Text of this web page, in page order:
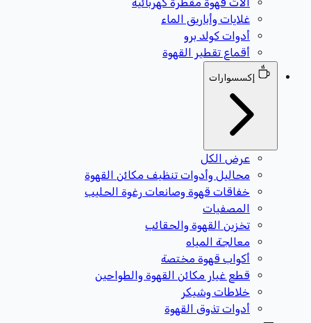
غلايات وأباريق الماء
أدوات كولد برو
أقماع تقطير القهوة
إكسسوارات
عرض الكل
محاليل وأدوات تنظيف مكائن القهوة
خفاقات قهوة وصانعات رغوة الحليب
المصفيات
تخزين القهوة والحقائب
معالجة المياه
أكواب قهوة مختصة
قطع غيار مكائن القهوة والطواحين
خلاطات وشيكر
أدوات تذوق القهوة